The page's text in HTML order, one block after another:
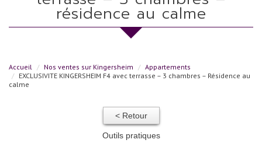
résidence au calme
Accueil Nos ventes sur Kingersheim
Appartements
EXCLUSIVITE KINGERSHEIM F4 avec terrasse – 3 chambres – Résidence au
calme
< Retour
Outils pratiques